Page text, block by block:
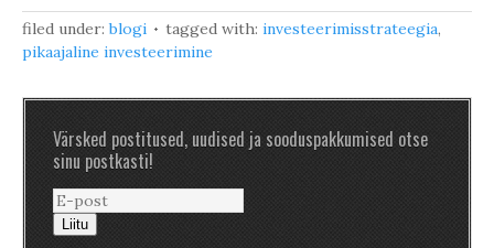
filed under:blogi tagged with: investeerimisstrateegia,
pikaajaline investeerimine
Värsked postitused, uudised ja sooduspakkumised otse
sinu postkasti!
Liitu